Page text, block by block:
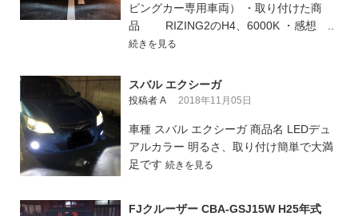
ピングカー専用車両） ・取り付けた商
品 RIZING2のH4、6000K ・感想 ..
続きを見る
スバル エクシーガ
投稿者 A 2018年11月05日
車種 スバル エクシーガ 商品名 LEDデュ
アルカラー 明るさ、取り付け簡単で大満
足です 続きを見る
FJクルーザー CBA-GSJ15W H25年式